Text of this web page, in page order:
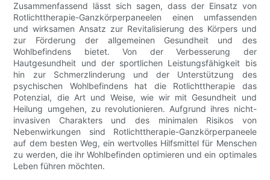
Zusammenfassend lässt sich sagen, dass der Einsatz von
Rotlichttherapie-Ganzkörperpaneelen einen umfassenden
und wirksamen Ansatz zur Revitalisierung des Körpers und
zur Förderung der allgemeinen Gesundheit und des
Wohlbefindens bietet. Von der Verbesserung der
Hautgesundheit und der sportlichen Leistungsfähigkeit bis
hin zur Schmerzlinderung und der Unterstützung des
psychischen Wohlbefindens hat die Rotlichttherapie das
Potenzial, die Art und Weise, wie wir mit Gesundheit und
Heilung umgehen, zu revolutionieren. Aufgrund ihres nicht-
invasiven Charakters und des minimalen Risikos von
Nebenwirkungen sind Rotlichttherapie-Ganzkörperpaneele
auf dem besten Weg, ein wertvolles Hilfsmittel für Menschen
zu werden, die ihr Wohlbefinden optimieren und ein optimales
Leben führen möchten.